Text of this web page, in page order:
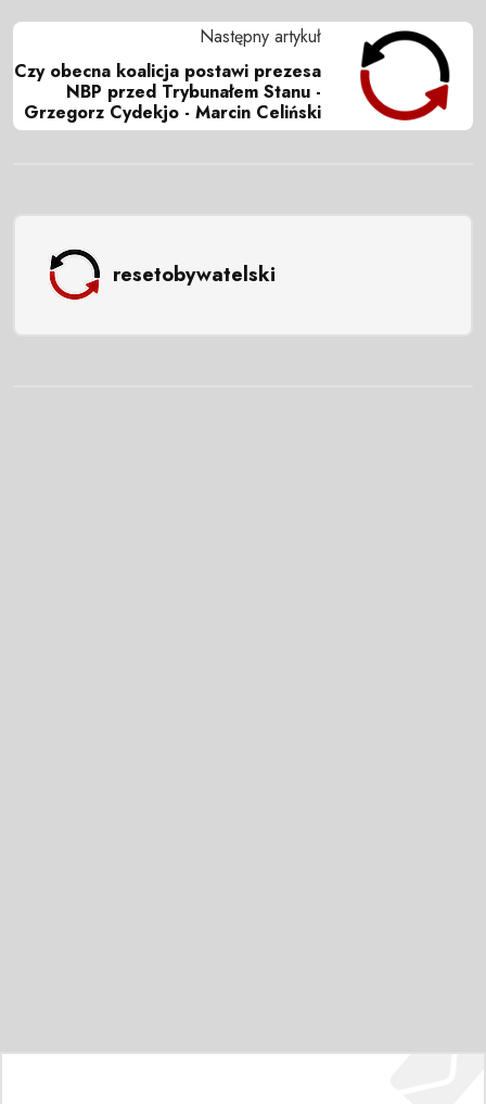
Następny artykuł
Czy obecna koalicja postawi prezesa
NBP przed Trybunałem Stanu -
Grzegorz Cydekjo - Marcin Celiński
resetobywatelski